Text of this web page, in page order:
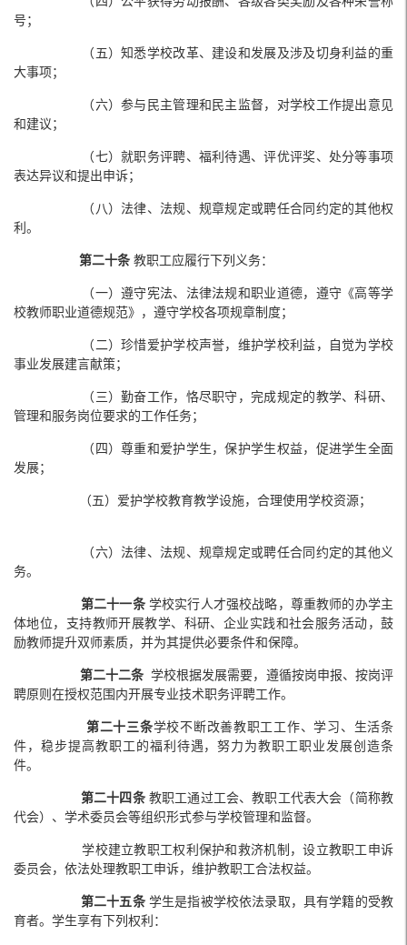
号；
（五）知悉学校改革、建设和发展及涉及切身利益的重
大事项；
（六）参与民主管理和民主监督，对学校工作提出意见
和建议；
（七）就职务评聘、福利待遇、评优评奖、处分等事项
表达异议和提出申诉；
（八）法律、法规、规章规定或聘任合同约定的其他权
利。
第二十条 教职工应履行下列义务：
（一）遵守宪法、法律法规和职业道德，遵守《高等学
校教师职业道德规范》，遵守学校各项规章制度；
（二）珍惜爱护学校声誉，维护学校利益，自觉为学校
事业发展建言献策；
（三）勤奋工作，恪尽职守，完成规定的教学、科研、
管理和服务岗位要求的工作任务；
（四）尊重和爱护学生，保护学生权益，促进学生全面
发展；
（五）爱护学校教育教学设施，合理使用学校资源；
（六）法律、法规、规章规定或聘任合同约定的其他义
务。
第二十一条 学校实行人才强校战略，尊重教师的办学主
体地位，支持教师开展教学、科研、企业实践和社会服务活动，鼓
励教师提升双师素质，并为其提供必要条件和保障。
第二十二条学校根据发展需要，遵循按岗申报、按岗评
聘原则在授权范围内开展专业技术职务评聘工作。
第二十三条学校不断改善教职工工作、学习、生活条
件，稳步提高教职工的福利待遇，努力为教职工职业发展创造条
件。
第二十四条 教职工通过工会、教职工代表大会（简称教
代会）、学术委员会等组织形式参与学校管理和监督。
学校建立教职工权利保护和救济机制，设立教职工申诉
委员会，依法处理教职工申诉，维护教职工合法权益。
第二十五条 学生是指被学校依法录取，具有学籍的受教
育者。学生享有下列权利：